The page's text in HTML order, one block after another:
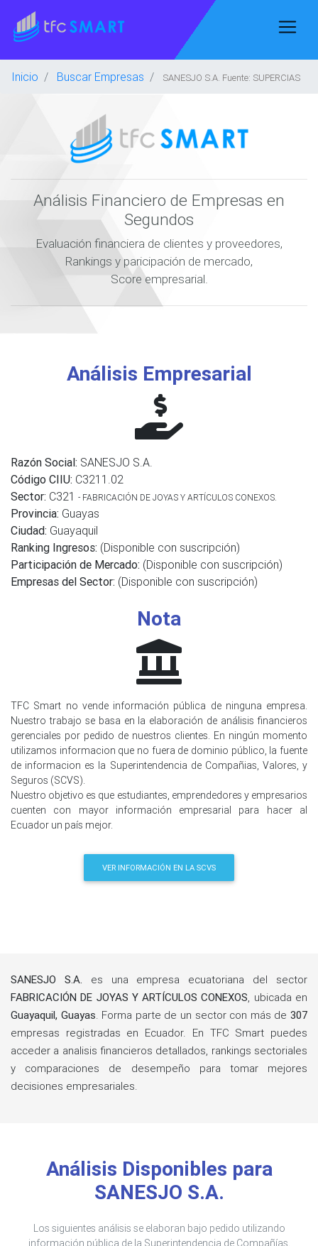
Inicio Buscar Empresas SANESJO S.A. Fuente: SUPERCIAS
Análisis Financiero de Empresas en
Segundos
Evaluación financiera de clientes y proveedores,
Rankings y paricipación de mercado,
Score empresarial.
Análisis Empresarial
Razón Social: SANESJO S.A.
Código CIIU: C3211.02
Sector: C321 - FABRICACIÓN DE JOYAS Y ARTÍCULOS CONEXOS.
Provincia: Guayas
Ciudad: Guayaquil
Ranking Ingresos: (Disponible con suscripción)
Participación de Mercado: (Disponible con suscripción)
Empresas del Sector: (Disponible con suscripción)
Nota
TFC Smart no vende información pública de ninguna empresa.
Nuestro trabajo se basa en la elaboración de análisis financieros
gerenciales por pedido de nuestros clientes. En ningún momento
utilizamos informacion que no fuera de dominio público, la fuente
de informacion es la Superintendencia de Compañias, Valores, y
Seguros (SCVS).
Nuestro objetivo es que estudiantes, emprendedores y empresarios
cuenten con mayor información empresarial para hacer al
Ecuador un país mejor.
VER INFORMACIÓN EN LA SCVS
SANESJO S.A. es una empresa ecuatoriana del sector
FABRICACIÓN DE JOYAS Y ARTÍCULOS CONEXOS, ubicada en
Guayaquil, Guayas. Forma parte de un sector con más de307
empresas registradas en Ecuador. En TFC Smart puedes
acceder a analisis financieros detallados, rankings sectoriales
y comparaciones de desempeño para tomar mejores
decisiones empresariales.
Análisis Disponibles para
SANESJO S.A.
Los siguientes análisis se elaboran bajo pedido utilizando
información pública de la Superintendencia de Compañías.